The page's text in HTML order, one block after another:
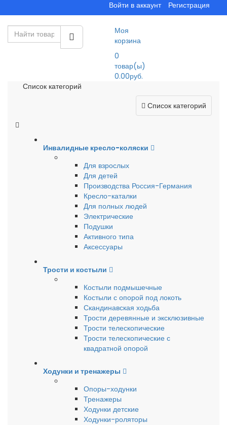
Войти в аккаунт Регистрация
Моя
корзина
0
товар(ы)
0.00руб.
Список категорий
Список категорий
Инвалидные кресло-коляски
Для взрослых
Для детей
Производства Россия-Германия
Кресло-каталки
Для полных людей
Электрические
Подушки
Активного типа
Аксессуары
Трости и костыли
Костыли подмышечные
Костыли с опорой под локоть
Скандинавская ходьба
Трости деревянные и эксклюзивные
Трости телескопические
Трости телескопические с
квадратной опорой
Ходунки и тренажеры
Опоры-ходунки
Тренажеры
Ходунки детские
Ходунки-роляторы